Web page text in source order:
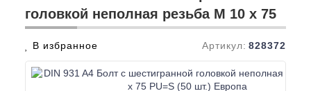
головкой неполная резьба M 10 x 75
В избранное Артикул: 828372